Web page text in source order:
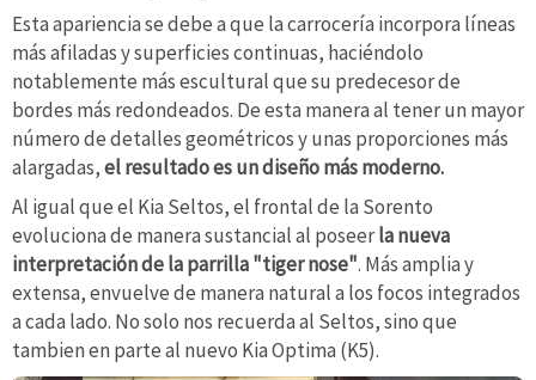
Esta apariencia se debe a que la carrocería incorpora líneas
más afiladas y superficies continuas, haciéndolo
notablemente más escultural que su predecesor de
bordes más redondeados. De esta manera al tener un mayor
número de detalles geométricos y unas proporciones más
alargadas,el resultado es un diseño más moderno.
Al igual que el Kia Seltos, el frontal de la Sorento
evoluciona de manera sustancial al poseerla nueva
interpretación de la parrilla "tiger nose". Más amplia y
extensa, envuelve de manera natural a los focos integrados
a cada lado. No solo nos recuerda al Seltos, sino que
tambien en parte al nuevo Kia Optima (K5).